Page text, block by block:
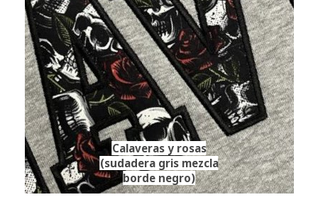
Calaveras y rosas
(sudadera gris mezcla
borde negro)